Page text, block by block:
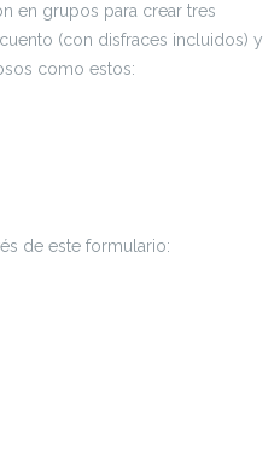
en grupos para crear tres
(con disfraces incluidos) y
como estos:
de este formulario: